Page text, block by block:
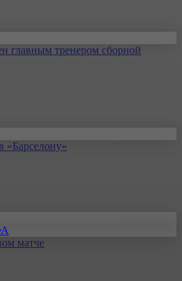
главным тренером сборной
«Барселону»
матче